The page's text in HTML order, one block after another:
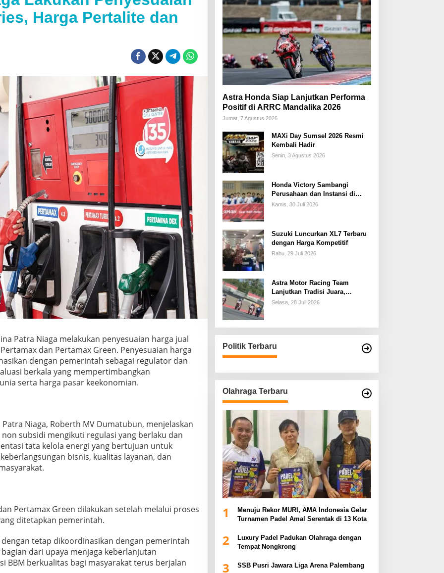
Harga Pertalite dan
Patra Niaga melakukan penyesuaian harga jual
dan Pertamax Green. Penyesuaian harga
dengan pemerintah sebagai regulator dan
berkala yang mempertimbangkan
serta harga pasar keekonomian.
Niaga, Roberth MV Dumatubun, menjelaskan
subsidi mengikuti regulasi yang berlaku dan
tata kelola energi yang bertujuan untuk
bisnis, kualitas layanan, dan
Pertamax Green dilakukan setelah melalui proses
ditetapkan pemerintah.
tetap dikoordinasikan dengan pemerintah
dari upaya menjaga keberlanjutan
BBM berkualitas bagi masyarakat terus berjalan
Astra Honda Siap Lanjutkan Performa
Positif di ARRC Mandalika 2026
Jumat, 7 Agustus 2026
MAXi Day Sumsel 2026 Resmi
Kembali Hadir
Senin, 3 Agustus 2026
Honda Victory Sambangi
Perusahaan dan Instansi di
Sumsel
Kamis, 30 Juli 2026
Suzuki Luncurkan XL7 Terbaru
dengan Harga Kompetitif
Rabu, 29 Juli 2026
Astra Motor Racing Team
Lanjutkan Tradisi Juara,
Kumpulkan 7 Podium di
Selasa, 28 Juli 2026
Politik Terbaru
Olahraga Terbaru
1
Menuju Rekor MURI, AMA Indonesia Gelar
Turnamen Padel Amal Serentak di 13 Kota
2
Luxury Padel Padukan Olahraga dengan
Tempat Nongkrong
3 SSB Pusri Jawara Liga Arena Palembang